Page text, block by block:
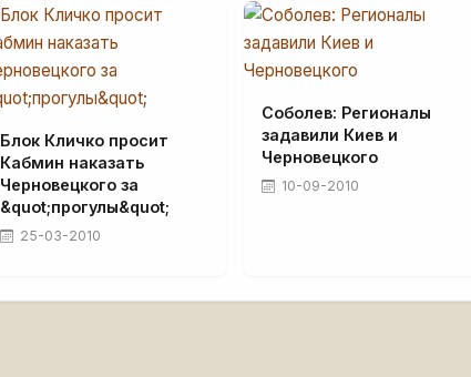
Блок Кличко просит
Кабмин наказать
Черновецкого за
&quot;прогулы&quot;
25-03-2010
Соболев: Регионалы
задавили Киев и
Черновецкого
10-09-2010